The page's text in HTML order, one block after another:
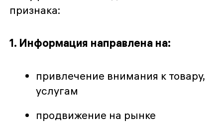
признака:
1. Информация направлена на:
привлечение внимания к товару,
услугам
продвижение на рынке